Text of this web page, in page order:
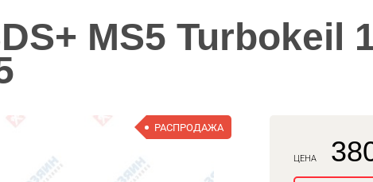
MS5 Turbokeil
РАСПРОДАЖА
ЦЕНА